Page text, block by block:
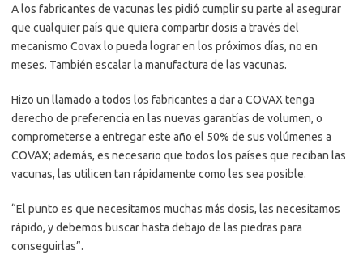
A los fabricantes de vacunas les pidió cumplir su parte al asegurar
que cualquier país que quiera compartir dosis a través del
mecanismo Covax lo pueda lograr en los próximos días, no en
meses. También escalar la manufactura de las vacunas.
Hizo un llamado a todos los fabricantes a dar a COVAX tenga
derecho de preferencia en las nuevas garantías de volumen, o
comprometerse a entregar este año el 50% de sus volúmenes a
COVAX; además, es necesario que todos los países que reciban las
vacunas, las utilicen tan rápidamente como les sea posible.
“El punto es que necesitamos muchas más dosis, las necesitamos
rápido, y debemos buscar hasta debajo de las piedras para
conseguirlas”.